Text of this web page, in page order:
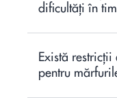
dificultăți în
Există
pentru